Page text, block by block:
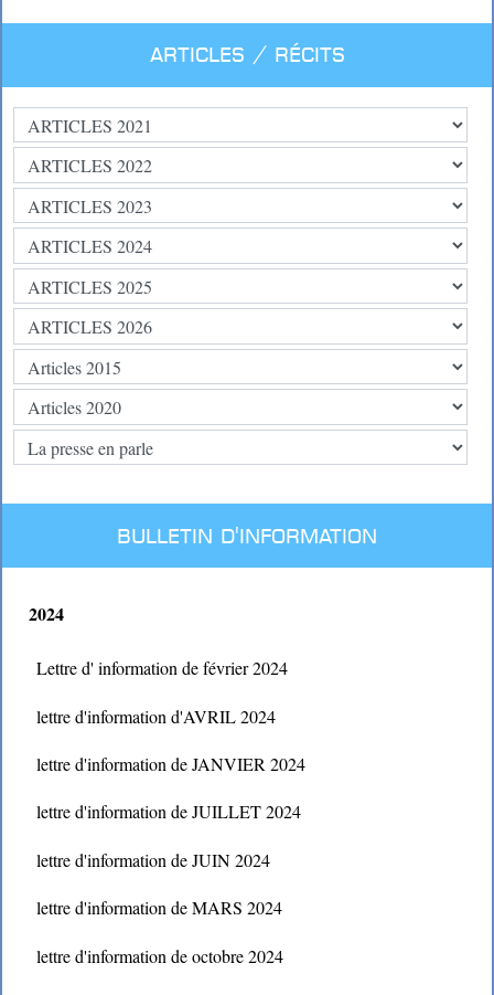
Articles / Récits
BULLETIN D'INFORMATION
2024
Lettre d' information de février 2024
lettre d'information d'AVRIL 2024
lettre d'information de JANVIER 2024
lettre d'information de JUILLET 2024
lettre d'information de JUIN 2024
lettre d'information de MARS 2024
lettre d'information de octobre 2024